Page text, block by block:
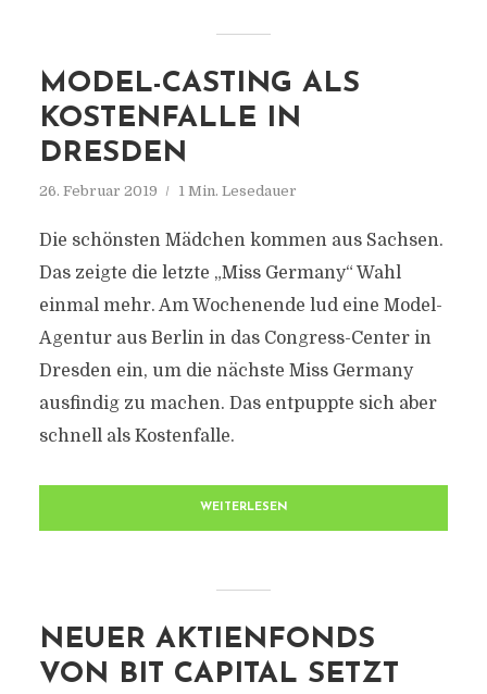
MODEL-CASTING ALS
KOSTENFALLE IN
DRESDEN
26. Februar 2019 1 Min. Lesedauer
Die schönsten Mädchen kommen aus Sachsen.
Das zeigte die letzte „Miss Germany“ Wahl
einmal mehr. Am Wochenende lud eine Model-
Agentur aus Berlin in das Congress-Center in
Dresden ein, um die nächste Miss Germany
ausfindig zu machen. Das entpuppte sich aber
schnell als Kostenfalle.
WEITERLESEN
NEUER AKTIENFONDS
VON BIT CAPITAL SETZT